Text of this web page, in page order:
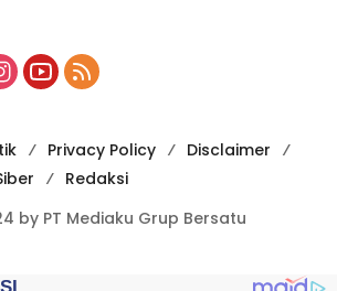
Privacy Policy
Disclaimer
Redaksi
by PT Mediaku Grup Bersatu